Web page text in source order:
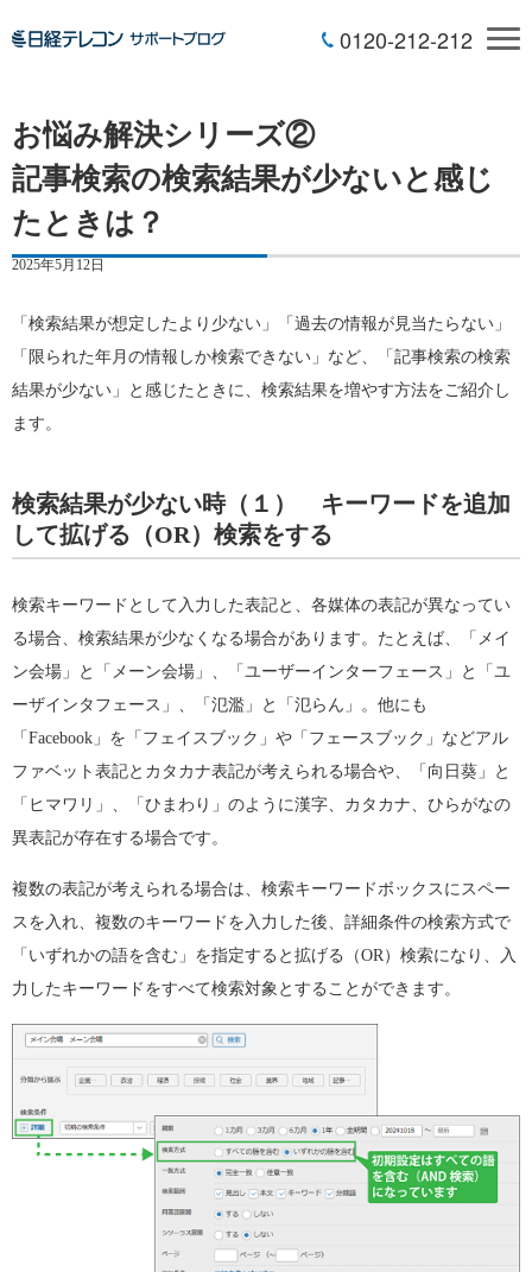
0120-212-212
お悩み解決シリーズ②
記事検索の検索結果が少ないと感じ
たときは？
2025年5月12日
「検索結果が想定したより少ない」「過去の情報が見当たらない」
「限られた年月の情報しか検索できない」など、「記事検索の検索
結果が少ない」と感じたときに、検索結果を増やす方法をご紹介し
ます。
検索結果が少ない時（１） キーワードを追加
して拡げる（OR）検索をする
検索キーワードとして入力した表記と、各媒体の表記が異なってい
る場合、検索結果が少なくなる場合があります。たとえば、「メイ
ン会場」と「メーン会場」、「ユーザーインターフェース」と「ユ
ーザインタフェース」、「氾濫」と「氾らん」。他にも
「Facebook」を「フェイスブック」や「フェースブック」などアル
ファベット表記とカタカナ表記が考えられる場合や、「向日葵」と
「ヒマワリ」、「ひまわり」のように漢字、カタカナ、ひらがなの
異表記が存在する場合です。
複数の表記が考えられる場合は、検索キーワードボックスにスペー
スを入れ、複数のキーワードを入力した後、詳細条件の検索方式で
「いずれかの語を含む」を指定すると拡げる（OR）検索になり、入
力したキーワードをすべて検索対象とすることができます。